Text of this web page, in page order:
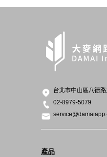
台北市中山區八德
02-8979-5079
產品